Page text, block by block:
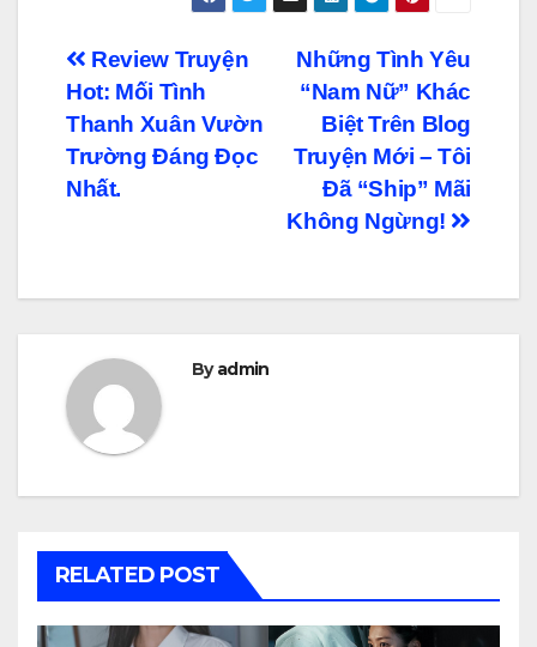
Điều
hướng
bài
Những Tình Yêu
“Nam Nữ” Khác
Biệt Trên Blog
Truyện Mới – Tôi
Đã “Ship” Mãi
Không Ngừng!
Review Truyện
Hot: Mối Tình
Thanh Xuân Vườn
Trường Đáng Đọc
Nhất.
Byadmin
RELATED POST